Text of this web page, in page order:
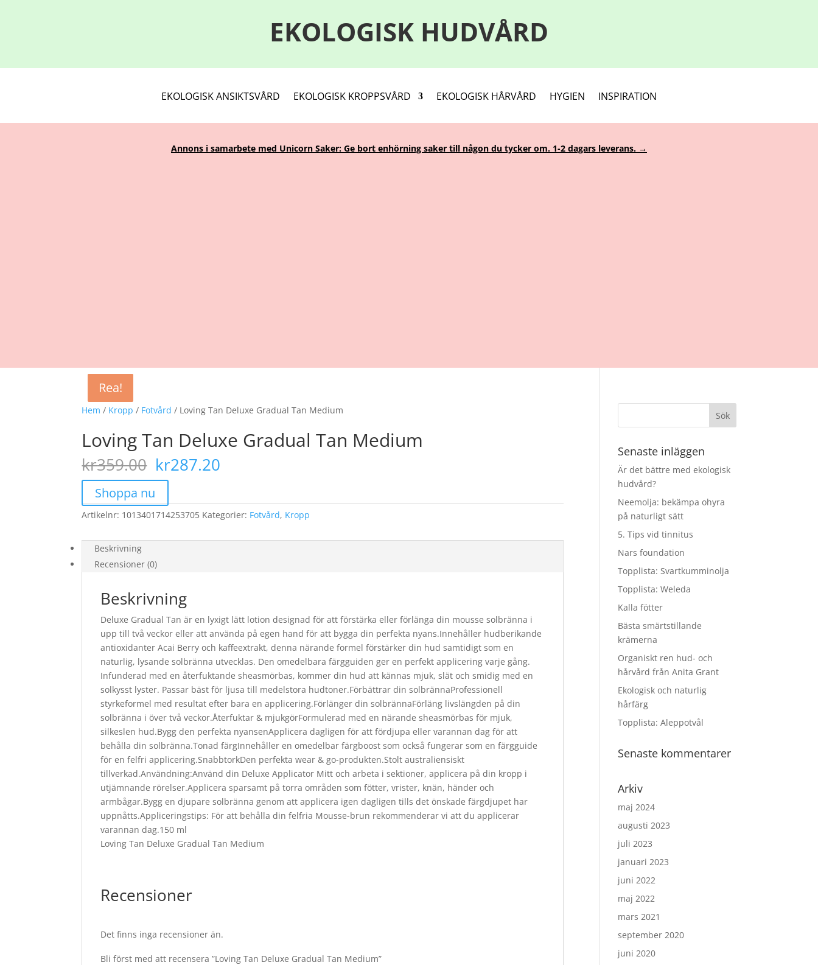
EKOLOGISK HUDVÅRD
EKOLOGISK ANSIKTSVÅRD EKOLOGISK KROPPSVÅRD EKOLOGISK HÅRVÅRD HYGIEN INSPIRATION
Annons i samarbete med Unicorn Saker: Ge bort enhörning saker till någon du tycker om. 1-2 dagars leverans. →
Hem / Kropp / Fotvård / Loving Tan Deluxe Gradual Tan Medium
Rea!
Loving Tan Deluxe Gradual Tan Medium
kr359.00 Det
ursprungliga
var:
kr359.00.
kr287.20
är:
kr287.20.
Shoppa nu
Artikelnr: 1013401714253705 Kategorier: Fotvård, Kropp
Beskrivning
Recensioner (0)
Beskrivning
Deluxe Gradual Tan är en lyxigt lätt lotion designad för att förstärka eller förlänga din mousse solbränna i
upp till två veckor eller att använda på egen hand för att bygga din perfekta nyans.Innehåller hudberikande
antioxidanter Acai Berry och kaffeextrakt, denna närande formel förstärker din hud samtidigt som en
naturlig, lysande solbränna utvecklas. Den omedelbara färgguiden ger en perfekt applicering varje gång.
Infunderad med en återfuktande sheasmörbas, kommer din hud att kännas mjuk, slät och smidig med en
solkysst lyster. Passar bäst för ljusa till medelstora hudtoner.Förbättrar din solbrännaProfessionell
styrkeformel med resultat efter bara en applicering.Förlänger din solbrännaFörläng livslängden på din
solbränna i över två veckor.Återfuktar & mjukgörFormulerad med en närande sheasmörbas för mjuk,
silkeslen hud.Bygg den perfekta nyansenApplicera dagligen för att fördjupa eller varannan dag för att
behålla din solbränna.Tonad färgInnehåller en omedelbar färgboost som också fungerar som en färgguide
för en felfri applicering.SnabbtorkDen perfekta wear & go-produkten.Stolt australiensiskt
tillverkad.Användning:Använd din Deluxe Applicator Mitt och arbeta i sektioner, applicera på din kropp i
utjämnande rörelser.Applicera sparsamt på torra områden som fötter, vrister, knän, händer och
armbågar.Bygg en djupare solbränna genom att applicera igen dagligen tills det önskade färgdjupet har
uppnåtts.Appliceringstips: För att behålla din felfria Mousse-brun rekommenderar vi att du applicerar
varannan dag.150 ml
Loving Tan Deluxe Gradual Tan Medium
Recensioner
Det finns inga recensioner än.
Bli först med att recensera ”Loving Tan Deluxe Gradual Tan Medium”
Rea!
Rea!
Rea!
Senaste inläggen
Är det bättre med ekologisk
hudvård?
Neemolja: bekämpa ohyra
på naturligt sätt
5. Tips vid tinnitus
Nars foundation
Topplista: Svartkumminolja
Topplista: Weleda
Kalla fötter
Bästa smärtstillande
krämerna
Organiskt ren hud- och
hårvård från Anita Grant
Ekologisk och naturlig
hårfärg
Topplista: Aleppotvål
Senaste kommentarer
Arkiv
maj 2024
augusti 2023
juli 2023
januari 2023
juni 2022
maj 2022
mars 2021
september 2020
juni 2020